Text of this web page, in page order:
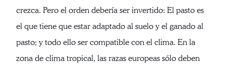
crezca. Pero el orden debería ser invertido: El pasto es
el que tiene que estar adaptado al suelo y el ganado al
pasto; y todo ello ser compatible con el clima. En la
zona de clima tropical, las razas europeas sólo deben